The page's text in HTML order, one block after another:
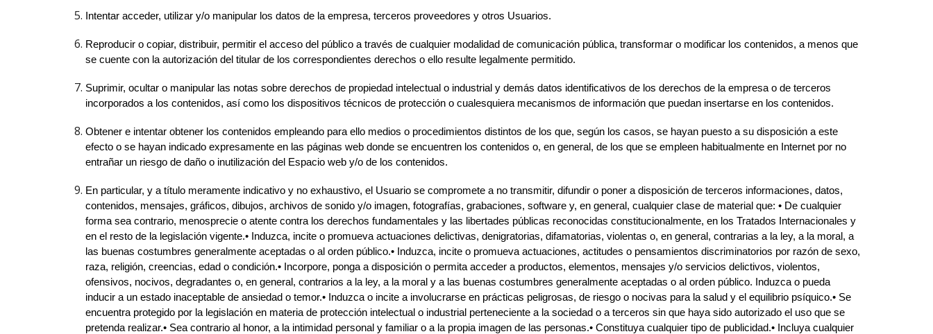
Intentar acceder, utilizar y/o manipular los datos de la empresa, terceros proveedores y otros Usuarios.
Reproducir o copiar, distribuir, permitir el acceso del público a través de cualquier modalidad de comunicación pública, transformar o modificar los contenidos, a menos que
se cuente con la autorización del titular de los correspondientes derechos o ello resulte legalmente permitido.
Suprimir, ocultar o manipular las notas sobre derechos de propiedad intelectual o industrial y demás datos identificativos de los derechos de la empresa o de terceros
incorporados a los contenidos, así como los dispositivos técnicos de protección o cualesquiera mecanismos de información que puedan insertarse en los contenidos.
Obtener e intentar obtener los contenidos empleando para ello medios o procedimientos distintos de los que, según los casos, se hayan puesto a su disposición a este
efecto o se hayan indicado expresamente en las páginas web donde se encuentren los contenidos o, en general, de los que se empleen habitualmente en Internet por no
entrañar un riesgo de daño o inutilización del Espacio web y/o de los contenidos.
En particular, y a título meramente indicativo y no exhaustivo, el Usuario se compromete a no transmitir, difundir o poner a disposición de terceros informaciones, datos,
contenidos, mensajes, gráficos, dibujos, archivos de sonido y/o imagen, fotografías, grabaciones, software y, en general, cualquier clase de material que: • De cualquier
forma sea contrario, menosprecie o atente contra los derechos fundamentales y las libertades públicas reconocidas constitucionalmente, en los Tratados Internacionales y
en el resto de la legislación vigente.• Induzca, incite o promueva actuaciones delictivas, denigratorias, difamatorias, violentas o, en general, contrarias a la ley, a la moral, a
las buenas costumbres generalmente aceptadas o al orden público.• Induzca, incite o promueva actuaciones, actitudes o pensamientos discriminatorios por razón de sexo,
raza, religión, creencias, edad o condición.• Incorpore, ponga a disposición o permita acceder a productos, elementos, mensajes y/o servicios delictivos, violentos,
ofensivos, nocivos, degradantes o, en general, contrarios a la ley, a la moral y a las buenas costumbres generalmente aceptadas o al orden público. Induzca o pueda
inducir a un estado inaceptable de ansiedad o temor.• Induzca o incite a involucrarse en prácticas peligrosas, de riesgo o nocivas para la salud y el equilibrio psíquico.• Se
encuentra protegido por la legislación en materia de protección intelectual o industrial perteneciente a la sociedad o a terceros sin que haya sido autorizado el uso que se
pretenda realizar.• Sea contrario al honor, a la intimidad personal y familiar o a la propia imagen de las personas.• Constituya cualquier tipo de publicidad.• Incluya cualquier